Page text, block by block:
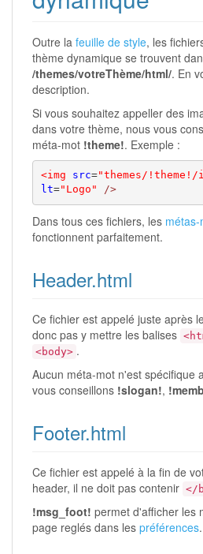
Outre la feuille de style, les
thème dynamique se trouvent
/themes/votreThème/html/. En
description.
Si vous souhaitez appeller des
dans votre thème, nous vous
méta-mot !theme!. Exemple :
<img src="themes/!theme!/
lt="Logo" />
Dans tous ces fichiers, les
fonctionnent parfaitement.
Header.html
Ce fichier est appelé juste après
donc pas y mettre les balises
<body> .
Aucun méta-mot n'est spécifique
vous conseillons !slogan!,
Footer.html
Ce fichier est appelé à la fin de
header, il ne doit pas contenir </
!msg_foot! permet d'afficher les
page reglés dans les préférences.